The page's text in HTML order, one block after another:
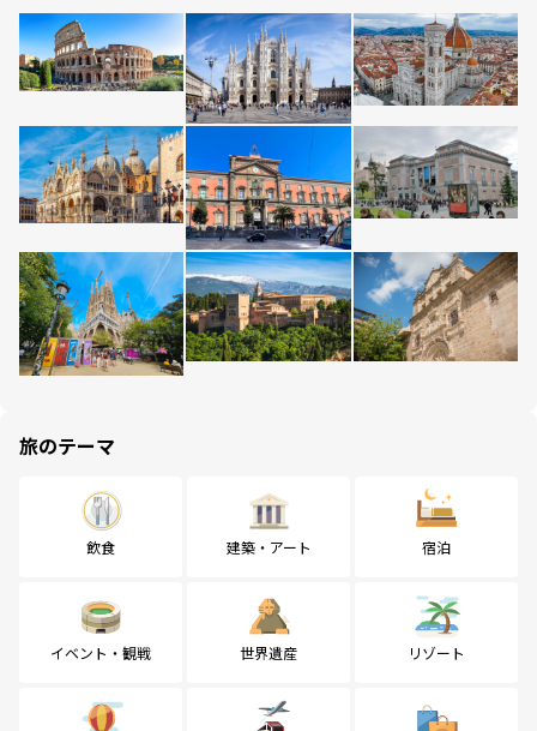
旅のテーマ
飲食 建築・アート 宿泊
イベント・観戦 世界遺産 リゾート